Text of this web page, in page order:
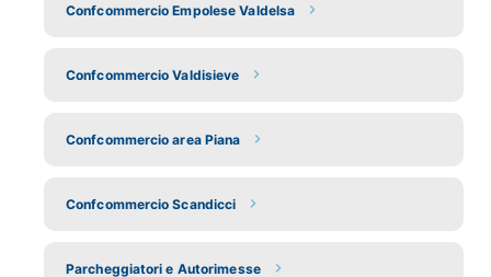
Confcommercio Empolese Valdelsa
Confcommercio Valdisieve
Confcommercio area Piana
Confcommercio Scandicci
Parcheggiatori e Autorimesse